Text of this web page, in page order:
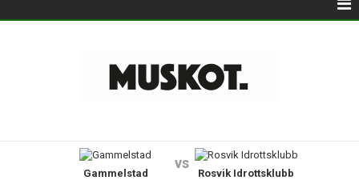
Gammelstad
vs
Rosvik Idrottsklubb